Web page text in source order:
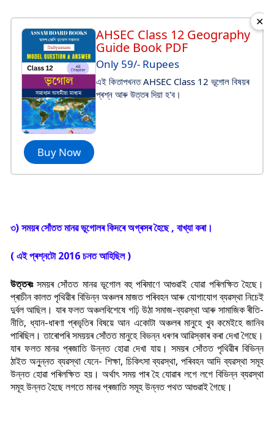
Buy Now
AHSEC Class 12 Geography
Guide Book PDF
Only 59/- Rupees
এই কিতাপখনত AHSEC Class 12 ভূগোল বিষয়ৰ
প্ৰশ্ন আৰু উত্তৰ দিয়া হ'ব।
✕
৩) সময়ৰ সোঁতত মানৱ ভূগোলৰ কিদৰে অগ্ৰসৰ হৈছে , বাখ্যা কৰা।
( এই প্ৰশ্নটো 2016 চনত আহিছিল )
উত্তৰঃসময়ৰ সোঁতত মানৱ ভূগোল বহু পৰিমাণে আগুৱাই যোৱা পৰিলক্ষিত হৈছে।
প্ৰাচীন কালত পৃথিৱীৰ বিভিন্ন অঞ্চলৰ মাজত পৰিবহন আৰু যোগাযোগ ব্যৱস্থা নিচেই
দুৰ্বল আছিল। যাৰ ফলত অঞ্চলবিশেষে গঢ়ি উঠা সমাজ-ব্যৱস্থা আৰু সামাজিক ৰীতি-
নীতি, ধ্যান-ধাৰণা প্ৰভৃতিৰ বিষয়ে আন একোটা অঞ্চলৰ মানুহে খুব কমেইহে জানিব
পাৰিছিল। তাৰোপৰি সময়য়ৰ সোঁতত মানুহে বিভন্ন ধৰণৰ আৱিস্কাৰ কৰা দেখা গৈছে।
যাৰ ফলত মানৱ প্ৰজাতি উন্নত হোৱা দেখা যায়। সময়ৰ সোঁতত পৃথিৱীৰ বিভিন্ন
ঠাইত অনু্ন্নত ব্যৱস্থা যেনে- শিক্ষা, চিকিৎসা ব্যৱস্থা, পৰিবহন আদি ব্যৱস্থা সমূহ
উন্নত হোৱা পৰিলক্ষিত হয়। অৰ্থাৎ সময় পাৰ হৈ যোৱাৰ লগে লগে বিভিন্ন ব্যৱস্থা
সমূহ উন্নত হৈছে লগতে মানৱ প্ৰজাতি সমূহ উন্নত পথত আগুৱাই গৈছে।